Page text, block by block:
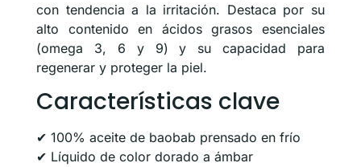
con tendencia a la irritación. Destaca por su
alto contenido en ácidos grasos esenciales
(omega 3, 6 y 9) y su capacidad para
regenerar y proteger la piel.
Características clave
✔ 100% aceite de baobab prensado en frío
✔ Líquido de color dorado a ámbar